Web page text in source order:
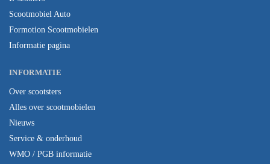
Scootmobiel Auto
Formotion Scootmobielen
Informatie pagina
INFORMATIE
Over scootsters
Alles over scootmobielen
Nieuws
Service & onderhoud
WMO / PGB informatie